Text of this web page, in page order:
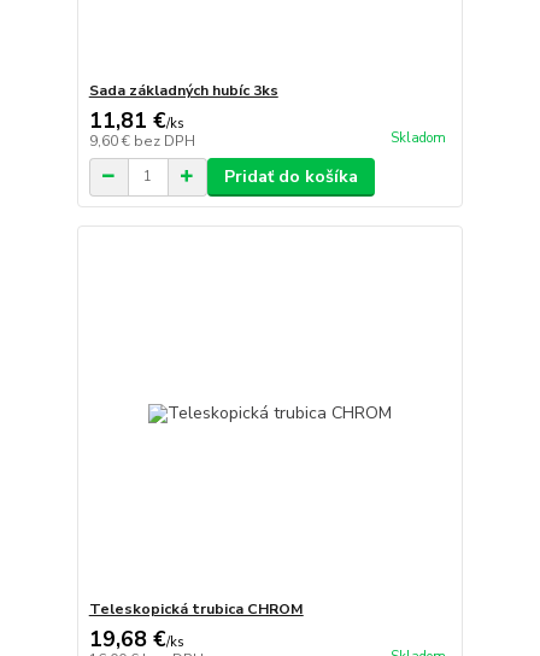
Sada základných hubíc 3ks
11,81 €/ks
9,60 € bez DPH Skladom
Pridať do košíka
Teleskopická trubica CHROM
19,68 €/ks